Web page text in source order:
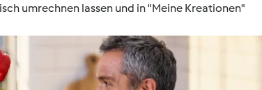
umrechnen lassen und in "Meine Kreationen"